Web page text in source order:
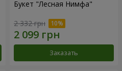
Букет "Лесная Нимфа"
2 332 грн
Заказать